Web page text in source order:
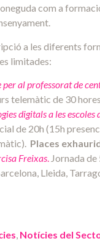
com a
a les diferents
limitades:
al professorat de
telemàtic de 30
digitals a les escoles
de 20h (15h
Places
Freixas. Jornada de
Lleida,
, Notícies del